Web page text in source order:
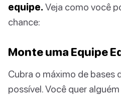
equipe. Veja como você
chance:
Monte uma Equipe
Cubra o máximo de bases
possível. Você quer